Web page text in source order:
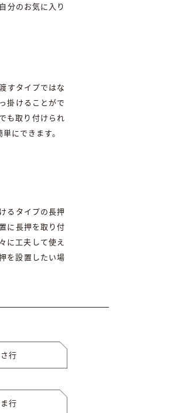
分のお気に入り
すタイプではな
掛けることがで
も取り付けられ
にできます。
るタイプの長押
に長押を取り付
に工夫して使え
を設置したい場
さ行
ま行